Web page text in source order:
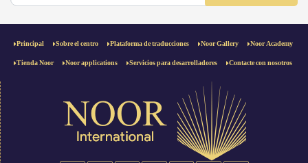
Principal Sobre el centro Plataforma de traducciones Noor Gallery Noor Academy
Tienda Noor Noor applications Servicios para desarrolladores Contacte con nosotros